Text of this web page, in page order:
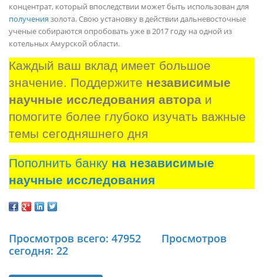
концентрат, который впоследствии может быть использован для
получения золота. Свою установку в действии дальневосточные
ученые собираются опробовать уже в 2017 году на одной из
котельных Амурской области.
Каждый ваш вклад имеет большое
значение. Поддержите независимые
научные исследования автора и
помогите более глубоко изучать важные
темы сегодняшнего дня
Пополнить банку на независимые
научные исследования
Просмотров всего: 47952
Просмотров
сегодня: 22